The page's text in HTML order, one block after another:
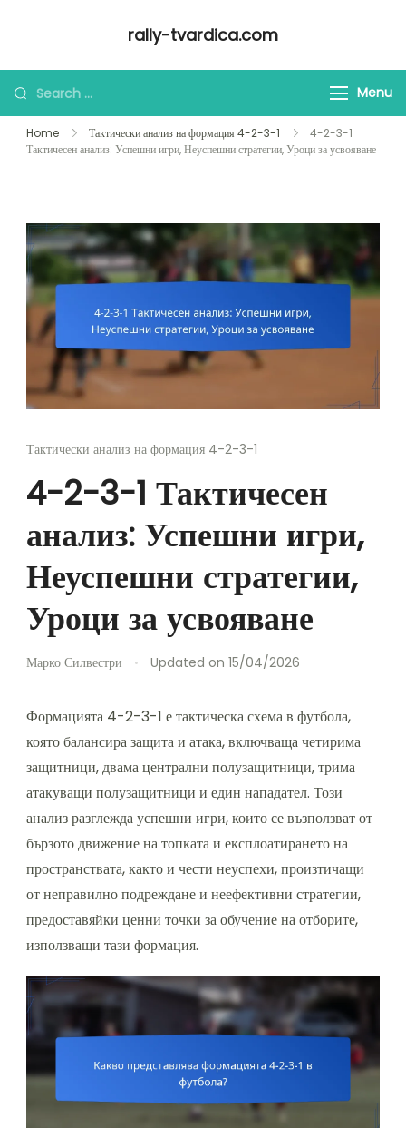
rally-tvardica.com
Looking
for
Something?
Menu
Home Тактически анализ на формация 4-2-3-1
4-2-3-1
Тактичесен анализ: Успешни игри, Неуспешни стратегии, Уроци за усвояване
Тактически анализ на формация 4-2-3-1
4-2-3-1 Тактичесен
анализ: Успешни игри,
Неуспешни стратегии,
Уроци за усвояване
Марко Силвестри Updated on 15/04/2026
Формацията 4-2-3-1 е тактическа схема в футбола,
която балансира защита и атака, включваща четирима
защитници, двама централни полузащитници, трима
атакуващи полузащитници и един нападател. Този
анализ разглежда успешни игри, които се възползват от
бързото движение на топката и експлоатирането на
пространствата, както и чести неуспехи, произтичащи
от неправилно подреждане и неефективни стратегии,
предоставяйки ценни точки за обучение на отборите,
използващи тази формация.